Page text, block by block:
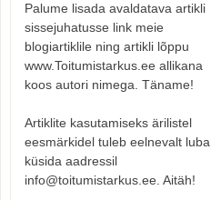
Palume lisada avaldatava artikli
sissejuhatusse link meie
blogiartiklile ning artikli lõppu
www.Toitumistarkus.ee allikana
koos autori nimega. Täname!
Artiklite kasutamiseks ärilistel
eesmärkidel tuleb eelnevalt luba
küsida aadressil
info@toitumistarkus.ee. Aitäh!